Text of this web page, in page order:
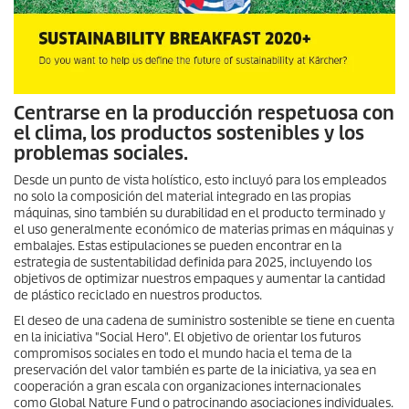
Centrarse en la producción respetuosa con
el clima, los productos sostenibles y los
problemas sociales.
Desde un punto de vista holístico, esto incluyó para los empleados
no solo la composición del material integrado en las propias
máquinas, sino también su durabilidad en el producto terminado y
el uso generalmente económico de materias primas en máquinas y
embalajes. Estas estipulaciones se pueden encontrar en la
estrategia de sustentabilidad definida para 2025, incluyendo los
objetivos de optimizar nuestros empaques y aumentar la cantidad
de plástico reciclado en nuestros productos.
El deseo de una cadena de suministro sostenible se tiene en cuenta
en la iniciativa "Social Hero". El objetivo de orientar los futuros
compromisos sociales en todo el mundo hacia el tema de la
preservación del valor también es parte de la iniciativa, ya sea en
cooperación a gran escala con organizaciones internacionales
como Global Nature Fund o patrocinando asociaciones individuales.